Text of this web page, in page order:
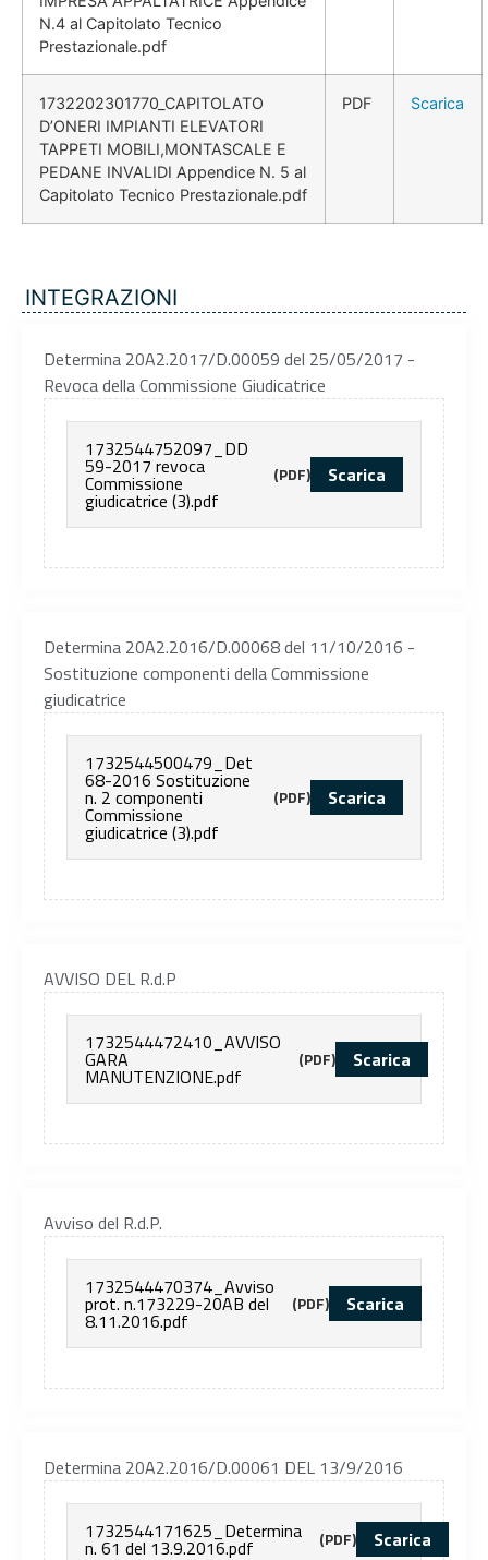
N.4 al Capitolato Tecnico
Prestazionale.pdf
1732202301770_CAPITOLATO
D’ONERI IMPIANTI ELEVATORI
TAPPETI MOBILI,MONTASCALE E
PEDANE INVALIDI Appendice N. 5 al
Capitolato Tecnico Prestazionale.pdf
PDF Scarica
INTEGRAZIONI
Determina 20A2.2017/D.00059 del 25/05/2017 -
Revoca della Commissione Giudicatrice
1732544752097_DD
59-2017 revoca
Commissione
giudicatrice (3).pdf
(PDF) Scarica
Determina 20A2.2016/D.00068 del 11/10/2016 -
Sostituzione componenti della Commissione
giudicatrice
1732544500479_Det
68-2016 Sostituzione
n. 2 componenti
Commissione
giudicatrice (3).pdf
(PDF) Scarica
AVVISO DEL R.d.P
1732544472410_AVVISO
GARA
MANUTENZIONE.pdf
(PDF) Scarica
Avviso del R.d.P.
1732544470374_Avviso
prot. n.173229-20AB del
8.11.2016.pdf
(PDF) Scarica
Determina 20A2.2016/D.00061 DEL 13/9/2016
1732544171625_Determina
n. 61 del 13.9.2016.pdf (PDF) Scarica